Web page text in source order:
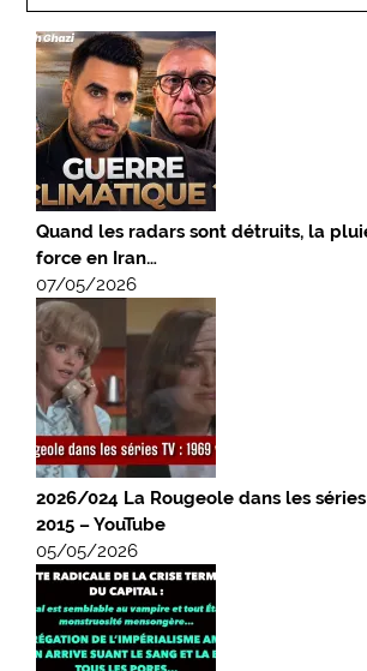
Quand les radars sont détruits, la
force en Iran…
07/05/2026
2026/024 La Rougeole dans les séries
2015 – YouTube
05/05/2026